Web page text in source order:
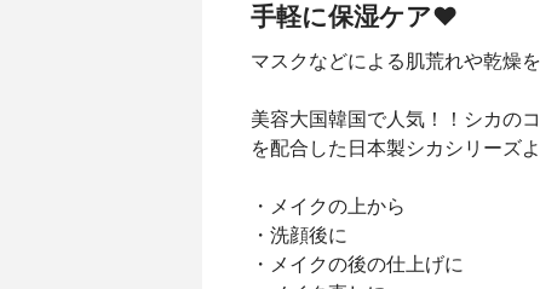
手軽に保湿ケア❤️
マスクなどによる肌荒れや乾燥
美容大国韓国で人気！！シカの
を配合した日本製シカシリーズ
・メイクの上から
・洗顔後に
・メイクの後の仕上げに